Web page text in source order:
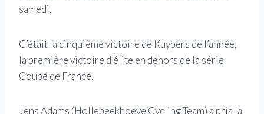
samedi.
C’était la cinquième victoire de Kuypers de l’année,
la première victoire d’élite en dehors de la série
Coupe de France.
Jens Adams (Hollebeekhoeve Cycling Team) a pris la